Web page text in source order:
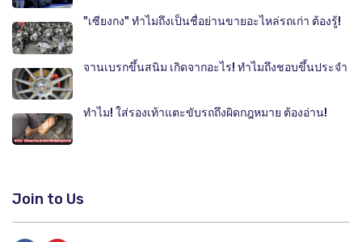
"เซียงกง" ทำไมถึงเป็นชื่อย่านขายอะไหล่รถเก่า ต้องรู้!
จานเบรกขึ้นสนิม เกิดจากอะไร! ทำไมถึงชอบขึ้นประจำ
ทำไม! ใส่รองเท้าแตะขับรถถึงผิดกฎหมาย ต้องอ่าน!
Join to Us